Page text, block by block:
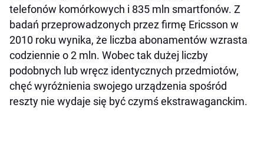
telefonów komórkowych i 835 mln smartfonów. Z
badań przeprowadzonych przez firmę Ericsson w
2010 roku wynika, że liczba abonamentów wzrasta
codziennie o 2 mln. Wobec tak dużej liczby
podobnych lub wręcz identycznych przedmiotów,
chęć wyróżnienia swojego urządzenia spośród
reszty nie wydaje się być czymś ekstrawaganckim.